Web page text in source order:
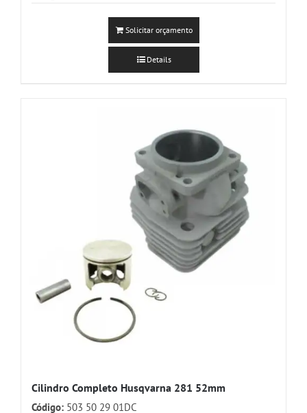
Solicitar orçamento
Details
Cilindro Completo Husqvarna 281 52mm
Código: 503 50 29 01DC